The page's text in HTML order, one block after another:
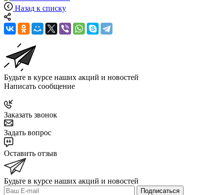
Назад к списку
Будьте в курсе наших акций и новостей
Написать сообщение
Заказать звонок
Задать вопрос
Оставить отзыв
Будьте в курсе наших акций и новостей
Подписаться